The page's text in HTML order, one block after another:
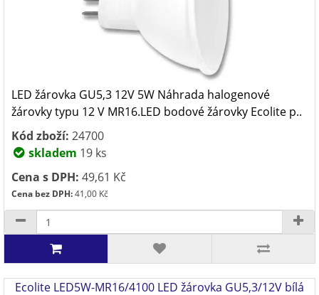
LED žárovka GU5,3 12V 5W Náhrada halogenové
žárovky typu 12 V MR16.LED bodové žárovky Ecolite p..
Kód zboží: 24700
skladem 19 ks
Cena s DPH: 49,61 Kč
Cena bez DPH:41,00 Kč
Ecolite LED5W-MR16/4100 LED žárovka GU5,3/12V bílá